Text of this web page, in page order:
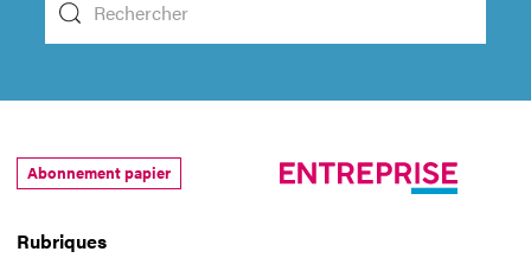
Rubriques
Abonnement papier